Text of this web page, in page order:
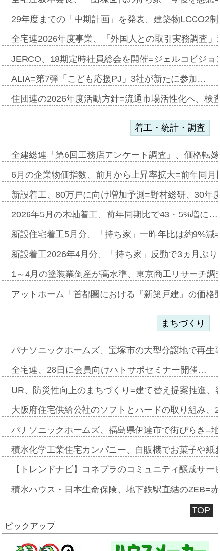
29年度までの「中期計画」を発表、建築物LCCO2
全宅連2026年度事業、「外国人との取引実務調査
JERCO、18期定時社員総会を開催=ジェルコビジ
ALIA=第7弾「こども応援PJ」3社が新たに参加…
住団連の2026年度活動方針=流通市場活性化へ、検
着工・統計・調査
全建総連「第6回工務店アンケート調査」、価格転
6月の企業物価指数、前月から上昇率拡大=前年同
新設着工、80万戸に向け増加予測=野村総研、30年
2026年5月の木軸着工、前年同期比で43・5%増に…
新設住宅着工5月分、「持ち家」一昨年比は約9%
新設着工2026年4月分、「持ち家」反動で3ヵ月ぶ
1～4月の塗装業倒産が高水準、東京商工リサーチ
アットホーム「首都圏における『新築戸建』の価
まちづくり
パナソニックホームズ、宝塚市の大型分譲地で再
全宅連、28日に会員向けハトサポセミナー開催…
UR、防災性向上のまちづくり=建て替え提案推進
大阪府住宅供給公社のソフトとハードの取り組み
パナソニックホームズ、福島県伊達市で街びらき=
積水化学工業住宅カンパニー、自販機でお菓子や
【トレンドナビ】コネプラのコミュニティ醸成サ
積水ハウス・日本生命保険、地下鉄駅直結のZEB=
TOP
ピックアップ